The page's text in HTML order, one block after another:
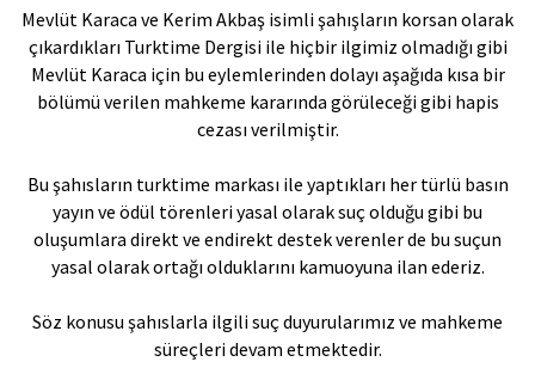
Mevlüt Karaca ve Kerim Akbaş isimli şahışların korsan olarak
çıkardıkları Turktime Dergisi ile hiçbir ilgimiz olmadığı gibi
Mevlüt Karaca için bu eylemlerinden dolayı aşağıda kısa bir
bölümü verilen mahkeme kararında görüleceği gibi hapis
cezası verilmiştir.
Bu şahısların turktime markası ile yaptıkları her türlü basın
yayın ve ödül törenleri yasal olarak suç olduğu gibi bu
oluşumlara direkt ve endirekt destek verenler de bu suçun
yasal olarak ortağı olduklarını kamuoyuna ilan ederiz.
Söz konusu şahıslarla ilgili suç duyurularımız ve mahkeme
süreçleri devam etmektedir.